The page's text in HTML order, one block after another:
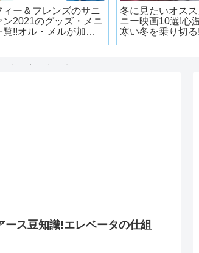
ィー＆フレンズのサニ
ン2021のグッズ・メニ
覧!!オル・メルが加わ
冬に見たいオス
ニー映画10選!心
寒い冬を乗り切る
ース豆知識!エレベータの仕組